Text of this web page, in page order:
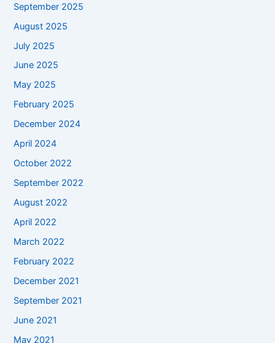
September 2025
August 2025
July 2025
June 2025
May 2025
February 2025
December 2024
April 2024
October 2022
September 2022
August 2022
April 2022
March 2022
February 2022
December 2021
September 2021
June 2021
May 2021